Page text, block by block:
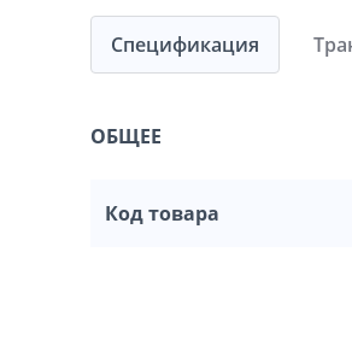
Спецификация
ОБЩЕЕ
Код товара